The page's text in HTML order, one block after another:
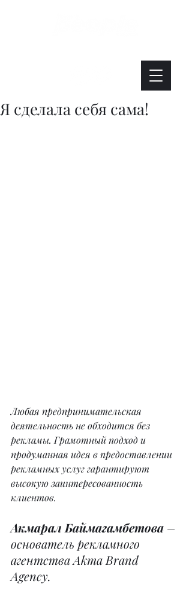
Я сделала себя сама!
Любая предпринимательская
деятельность не обходится без
рекламы. Грамотный подход и
продуманная идея в предоставлении
рекламных услуг гарантируют
высокую заинтересованность
клиентов.
Акмарал Баймагамбетова –
основатель рекламного
агентства Akma Brand
Agency.